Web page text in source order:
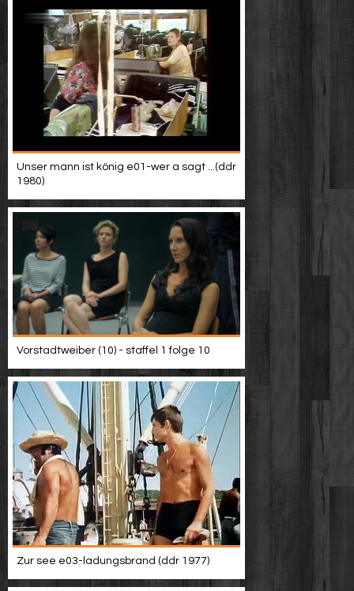
Unser mann ist könig e01-wer a sagt ...(ddr
1980)
Vorstadtweiber (10) - staffel 1 folge 10
Zur see e03-ladungsbrand (ddr 1977)